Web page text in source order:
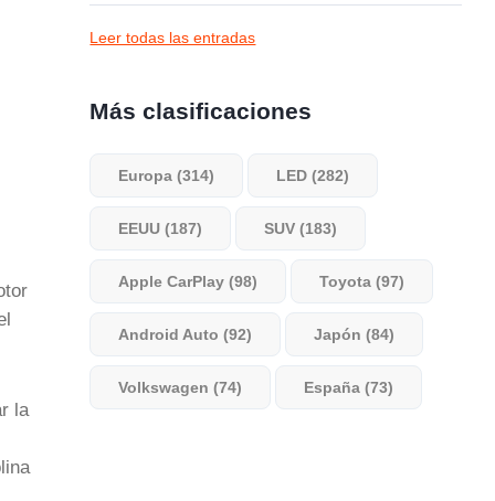
la
Leer todas las entradas
Más clasificaciones
Europa (314) LED (282)
EEUU (187) SUV (183)
Apple CarPlay (98) Toyota (97)
Android Auto (92) Japón (84)
Volkswagen (74) España (73)